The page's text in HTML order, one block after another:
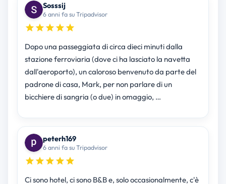
Sosssij
6 anni fa su Tripadvisor
Dopo una passeggiata di circa dieci minuti dalla
stazione ferroviaria (dove ci ha lasciato la navetta
dall'aeroporto), un caloroso benvenuto da parte del
padrone di casa, Mark, per non parlare di un
bicchiere di sangria (o due) in omaggio, …
peterh169
6 anni fa su Tripadvisor
Ci sono hotel, ci sono B&B e, solo occasionalmente, c'è